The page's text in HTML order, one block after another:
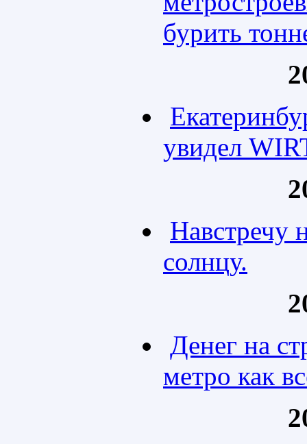
бурить
увидел
Навстречу
солнцу.
Денег на
метро как